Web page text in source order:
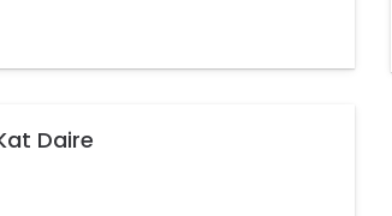
ÇARŞIYA VE KÖYİÇİNE 5 DK.
BİLGİ İÇİN LÜTFEN ARAYINIZ.
Daire